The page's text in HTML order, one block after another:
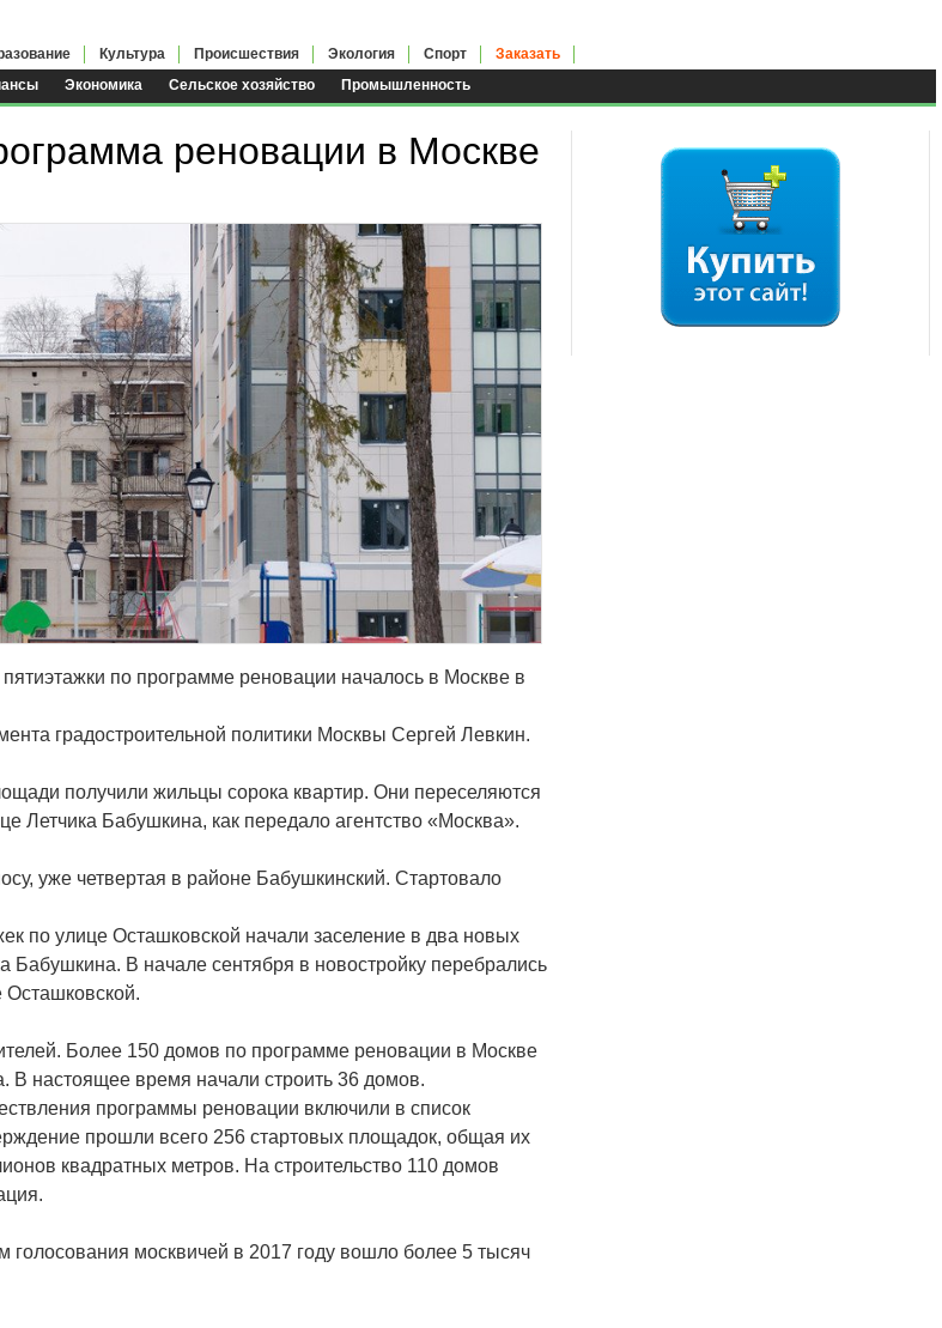
Экономика Сельское хозяйство Промышленность
Культура Происшествия Экология Спорт Заказать
реновации в Москве
по программе реновации началось в Москве в
градостроительной политики Москвы Сергей Левкин.
получили жильцы сорока квартир. Они переселяются
Летчика Бабушкина, как передало агентство «Москва».
уже четвертая в районе Бабушкинский. Стартовало
по улице Осташковской начали заселение в два новых
В начале сентября в новостройку перебрались
Более 150 домов по программе реновации в Москве
В настоящее время начали строить 36 домов.
программы реновации включили в список
прошли всего 256 стартовых площадок, общая их
квадратных метров. На строительство 110 домов
голосования москвичей в 2017 году вошло более 5 тысяч